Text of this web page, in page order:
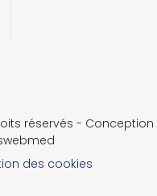
réservés - Conception
des cookies